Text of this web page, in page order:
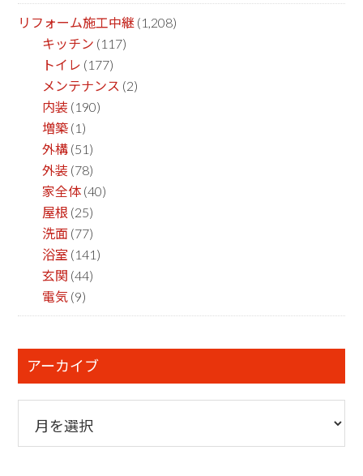
リフォーム施工中継 (1,208)
キッチン (117)
トイレ (177)
メンテナンス (2)
内装 (190)
増築 (1)
外構 (51)
外装 (78)
家全体 (40)
屋根 (25)
洗面 (77)
浴室 (141)
玄関 (44)
電気 (9)
アーカイブ
カ